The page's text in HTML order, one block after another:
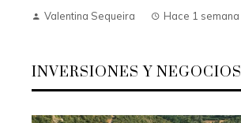
Valentina Sequeira Hace 1 semana
INVERSIONES Y NEGOCIOS